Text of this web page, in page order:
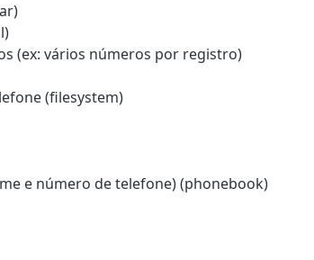
(ex: vários números por registro)
(filesystem)
e número de telefone) (phonebook)